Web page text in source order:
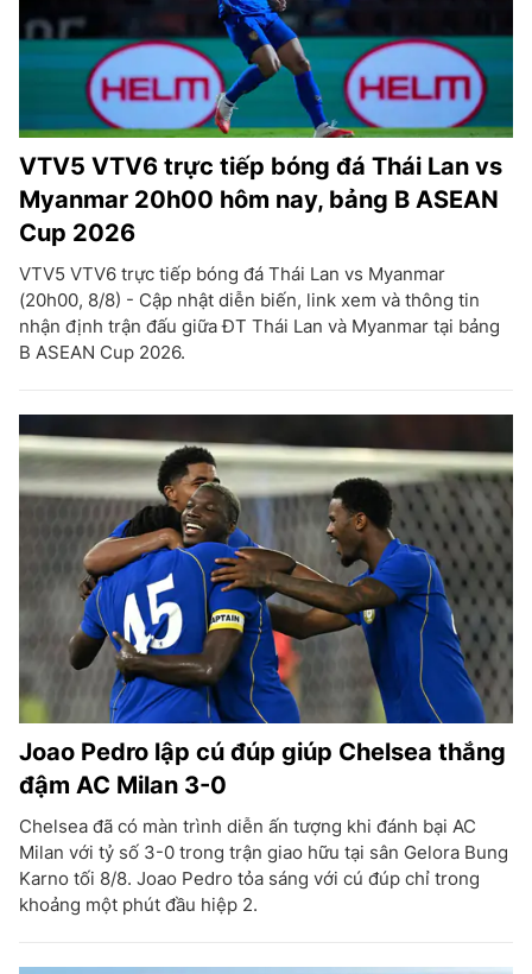
VTV5 VTV6 trực tiếp bóng đá Thái Lan vs
Myanmar 20h00 hôm nay, bảng B ASEAN
Cup 2026
VTV5 VTV6 trực tiếp bóng đá Thái Lan vs Myanmar
(20h00, 8/8) - Cập nhật diễn biến, link xem và thông tin
nhận định trận đấu giữa ĐT Thái Lan và Myanmar tại bảng
B ASEAN Cup 2026.
Joao Pedro lập cú đúp giúp Chelsea thắng
đậm AC Milan 3-0
Chelsea đã có màn trình diễn ấn tượng khi đánh bại AC
Milan với tỷ số 3-0 trong trận giao hữu tại sân Gelora Bung
Karno tối 8/8. Joao Pedro tỏa sáng với cú đúp chỉ trong
khoảng một phút đầu hiệp 2.